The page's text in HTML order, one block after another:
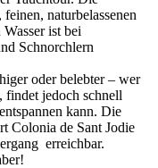
naturbelassenen
ist bei
Schnorchlern
oder belebter – wer
findet jedoch schnell
kann. Die
Colonia de Sant Jodie
erreichbar.